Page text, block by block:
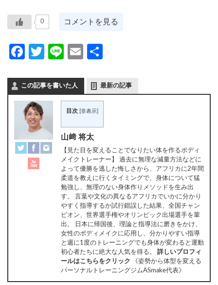
0 コメントを見る
Facebook
Twitter
LineEmail
この記事を書いた人 最新の記事
目次 非表示
山﨑 将太
【見た目を変えることでなりたい体を作るボディ
メイクトレーナー】 過去に無理な減量方法などに
よって優勝を逃した悔しさから、アフリカに2年間
柔道を教えに行くタイミングで、身体について猛
勉強し、無理のない身体作りメソッドを生み出
す。 言葉や文化の異なるアフリカでいかに分かり
やすく指導するか試行錯誤した結果、全国チャン
ピオン、世界選手権やオリンピック出場選手を輩
出。 日本に帰国後、理論と指導法に磨きをかけ、
女性のボディメイクに応用し、分かりやすい指導
と週に1度のトレーニングでも身体が変わると運動
初心者たちに絶大な人気を得る。 詳しいプロフィ
ールはこちらをクリック 《姿勢から体型を変える
パーソナルトレーニングジムASmake代表》